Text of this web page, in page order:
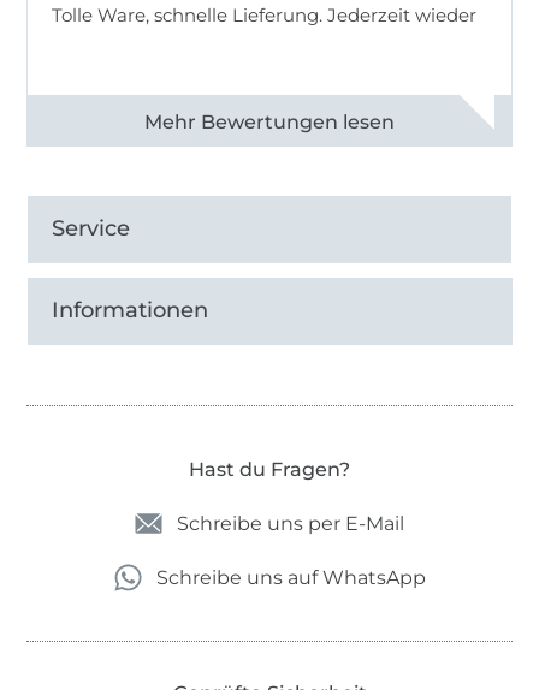
Tolle Ware, schnelle Lieferung. Jederzeit wieder
Alle 83013 Bewertungen ansehen
Service
Informationen
Hast du Fragen?
Schreibe uns per E-Mail
Schreibe uns auf WhatsApp